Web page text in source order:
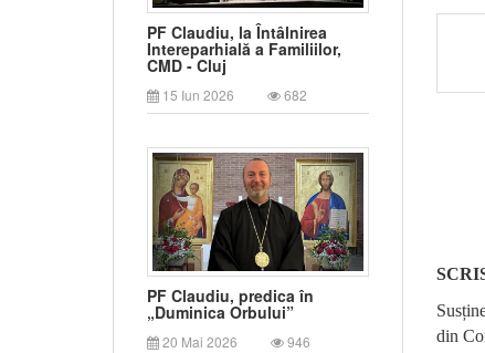
PF Claudiu, la Întâlnirea
Intereparhială a Familiilor,
CMD - Cluj
15 Iun 2026 682
PF Claudiu, predica în
„Duminica Orbului”
20 Mai 2026 946
din